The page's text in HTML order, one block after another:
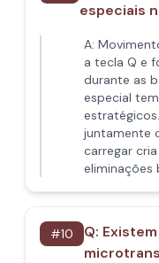
especiais
A:
a tecla Q e
durante as
especial
juntamente
carregar
eliminações
#10 Q: